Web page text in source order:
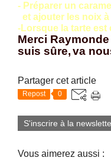
- Préparer un
et ajouter les noix à
-Lorsque la tarte est
Merci
suis sûre,va
Partager cet article
Repost 0
S'inscrire à la
Vous aimerez aussi :